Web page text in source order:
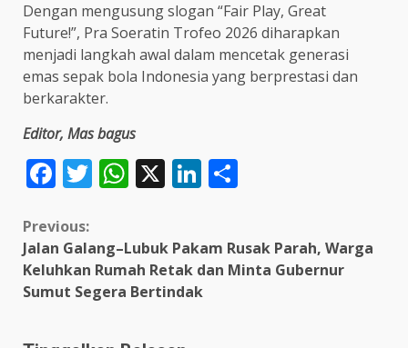
Dengan mengusung slogan “Fair Play, Great
Future!”, Pra Soeratin Trofeo 2026 diharapkan
menjadi langkah awal dalam mencetak generasi
emas sepak bola Indonesia yang berprestasi dan
berkarakter.
Editor, Mas bagus
Facebook
Twitter
WhatsApp
X LinkedIn
Continue
Reading
Previous:
Jalan Galang–Lubuk Pakam Rusak Parah, Warga
Keluhkan Rumah Retak dan Minta Gubernur
Sumut Segera Bertindak